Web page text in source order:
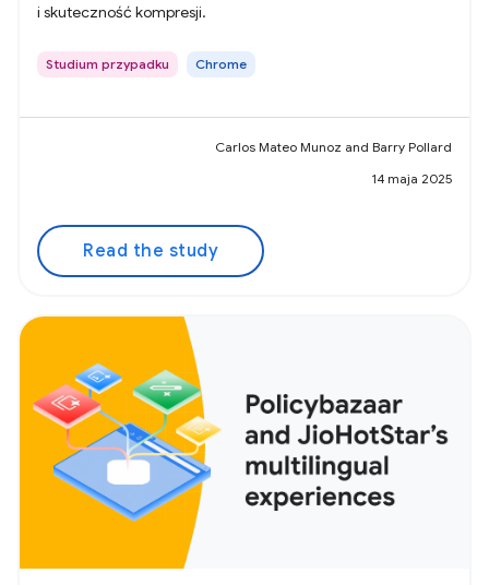
i skuteczność kompresji.
Studium przypadku Chrome
Carlos Mateo Munoz and Barry Pollard
14 maja 2025
Read the study